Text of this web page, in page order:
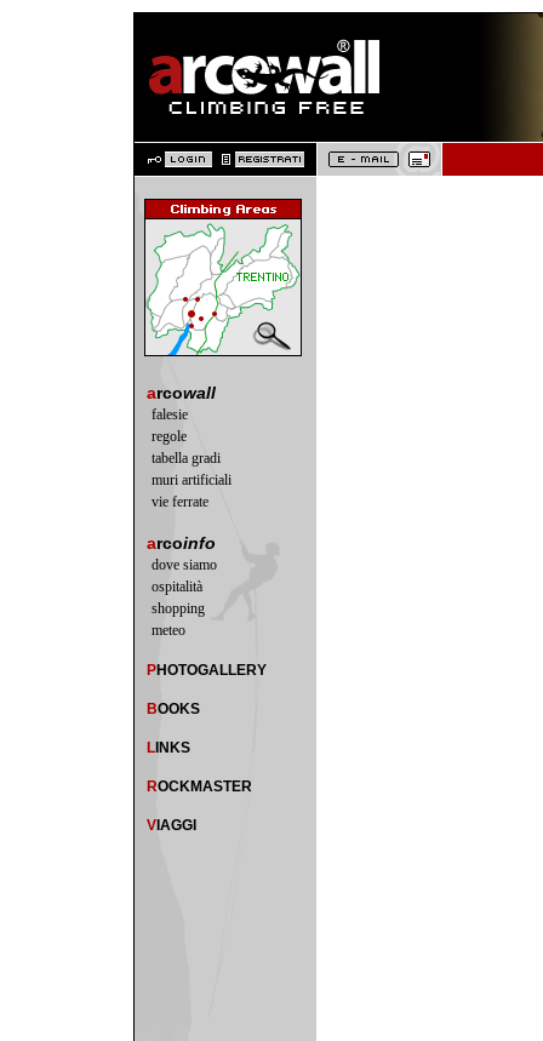
arcowall
falesie
regole
tabella gradi
muri artificiali
vie ferrate
arcoinfo
dove siamo
ospitalità
shopping
meteo
PHOTOGALLERY
BOOKS
L INKS
ROCKMASTER
V IAGGI